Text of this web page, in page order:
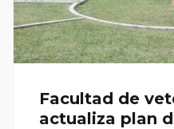
Facultad de
actualiza plan